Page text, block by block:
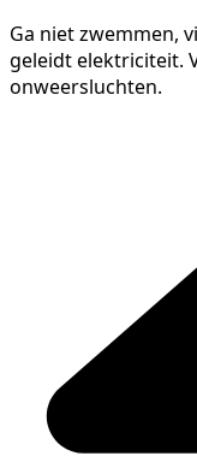
Ga niet zwemmen,
geleidt elektriciteit.
onweersluchten.